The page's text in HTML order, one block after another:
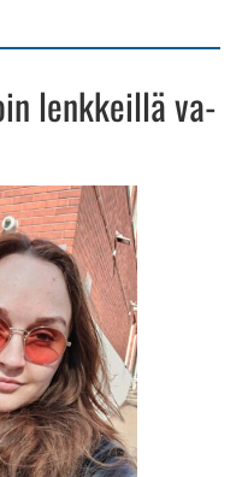
lenk­keil­lä va­